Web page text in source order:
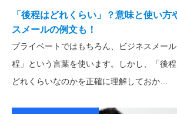
「後程はどれくらい」？意味と使い方
スメールの例文も！
プライベートではもちろん、ビジネスメー
程」という言葉を使います。しかし、「後
どれくらいなのかを正確に理解しておか…